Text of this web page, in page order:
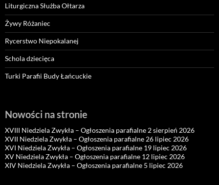
Liturgiczna Służba Ołtarza
Żywy Różaniec
Rycerstwo Niepokalanej
Schola dziecięca
Turki Parafii Budy Łańcuckie
Nowości na stronie
XVIII Niedziela Zwykła – Ogłoszenia parafialne 2 sierpień 2026
XVII Niedziela Zwykła – Ogłoszenia parafialne 26 lipiec 2026
XVI Niedziela Zwykła – Ogłoszenia parafialne 19 lipiec 2026
XV Niedziela Zwykła – Ogłoszenia parafialne 12 lipiec 2026
XIV Niedziela Zwykła – Ogłoszenia parafialne 5 lipiec 2026